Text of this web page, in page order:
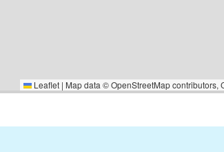
de equipamientos, lo que la
información o para agendar
Leaflet | Map data ©OpenStreetMapcontributors,